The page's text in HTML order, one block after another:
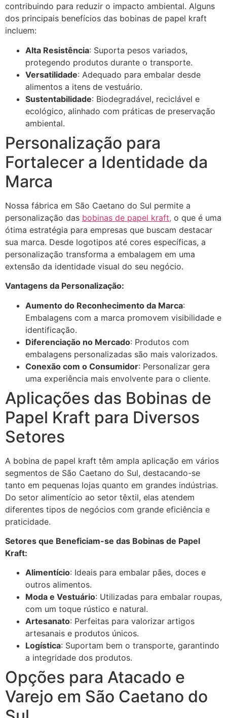
contribuindo para reduzir o impacto ambiental. Alguns
dos principais benefícios das bobinas de papel kraft
incluem:
Alta Resistência: Suporta pesos variados,
protegendo produtos durante o transporte.
Versatilidade: Adequado para embalar desde
alimentos a itens de vestuário.
Sustentabilidade: Biodegradável, reciclável e
ecológico, alinhado com práticas de preservação
ambiental.
Personalização para
Fortalecer a Identidade da
Marca
Nossa fábrica em São Caetano do Sul permite a
personalização das bobinas de papel kraft, o que é uma
ótima estratégia para empresas que buscam destacar
sua marca. Desde logotipos até cores específicas, a
personalização transforma a embalagem em uma
extensão da identidade visual do seu negócio.
Vantagens da Personalização:
Aumento do Reconhecimento da Marca:
Embalagens com a marca promovem visibilidade e
identificação.
Diferenciação no Mercado: Produtos com
embalagens personalizadas são mais valorizados.
Conexão com o Consumidor: Personalizar gera
uma experiência mais envolvente para o cliente.
Aplicações das Bobinas de
Papel Kraft para Diversos
Setores
A bobina de papel kraft têm ampla aplicação em vários
segmentos de São Caetano do Sul, destacando-se
tanto em pequenas lojas quanto em grandes indústrias.
Do setor alimentício ao setor têxtil, elas atendem
diferentes tipos de negócios com grande eficiência e
praticidade.
Setores que Beneficiam-se das Bobinas de Papel
Kraft:
Alimentício: Ideais para embalar pães, doces e
outros alimentos.
Moda e Vestuário: Utilizadas para embalar roupas,
com um toque rústico e natural.
Artesanato: Perfeitas para valorizar artigos
artesanais e produtos únicos.
Logística: Suportam bem o transporte, garantindo
a integridade dos produtos.
Opções para Atacado e
Varejo em São Caetano do